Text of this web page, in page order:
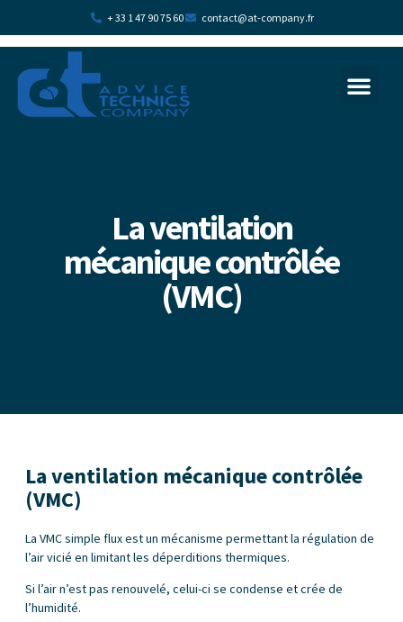
+ 33 1 47 90 75 60 contact@at-company.fr
La ventilation
mécanique contrôlée
(VMC)
La ventilation mécanique contrôlée
(VMC)
La VMC simple flux est un mécanisme permettant la régulation de
l’air vicié en limitant les déperditions thermiques.
Si l’air n’est pas renouvelé, celui-ci se condense et crée de
l’humidité.